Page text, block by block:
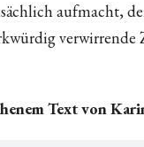
aufmacht,
verwirrende
Text von